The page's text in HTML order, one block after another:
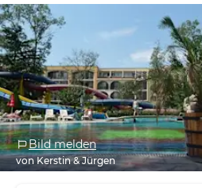
Bild melden
von Kerstin & Jürgen